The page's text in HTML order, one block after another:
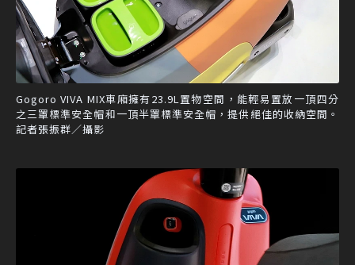
Gogoro VIVA MIX車廂擁有23.9L置物空間，能輕易置放一頂四分
之三罩標準安全帽和一頂半罩標準安全帽，提供絕佳的收納空間。
記者張振群／攝影